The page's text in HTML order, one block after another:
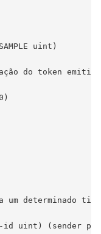
uint)
do token emitido
um determinado
id uint) (sender